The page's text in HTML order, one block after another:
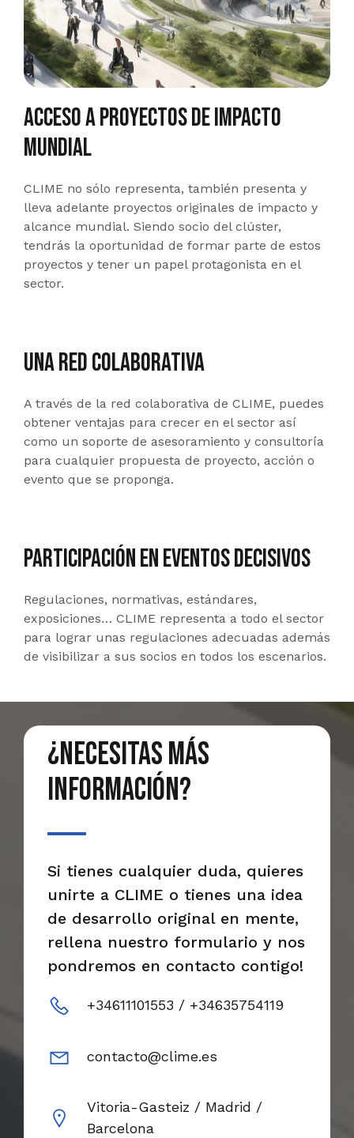
acceso a proyectos de impacto
mundial
CLIME no sólo representa, también presenta y
lleva adelante proyectos originales de impacto y
alcance mundial. Siendo socio del clúster,
tendrás la oportunidad de formar parte de estos
proyectos y tener un papel protagonista en el
sector.
una red colaborativa
A través de la red colaborativa de CLIME, puedes
obtener ventajas para crecer en el sector así
como un soporte de asesoramiento y consultoría
para cualquier propuesta de proyecto, acción o
evento que se proponga.
participación en eventos decisivos
Regulaciones, normativas, estándares,
exposiciones… CLIME representa a todo el sector
para lograr unas regulaciones adecuadas además
de visibilizar a sus socios en todos los escenarios.
¿Necesitas más
información?
Si tienes cualquier duda, quieres
unirte a CLIME o tienes una idea
de desarrollo original en mente,
rellena nuestro formulario y nos
pondremos en contacto contigo!
+34611101553 / +34635754119
contacto@clime.es
Vitoria-Gasteiz / Madrid /
Barcelona